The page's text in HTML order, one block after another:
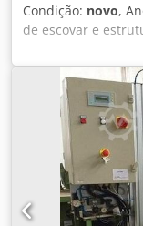
Condição: novo,
de escovar e
2023, novo,
A VOLPATO
Largura de
Máquina aberta
largura de
da altura de
da outra Altura
consoante o
ser inclinadas 0-
320 mm Rotação